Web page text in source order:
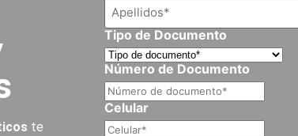
te
Tipo de Documento
Número de Documento
Celular